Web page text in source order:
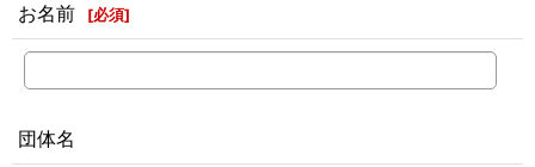
お名前 [必須]
団体名